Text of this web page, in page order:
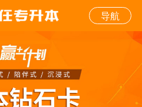
导航